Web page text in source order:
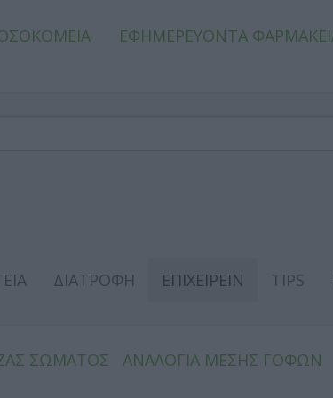
ΕΦΗΜΕΡΕΥΟΝΤΑ
ΔΙΑΤΡΟΦΗ ΕΠΙΧΕΙΡΕΙΝ TIPS
ΣΩΜΑΤΟΣ
ΑΝΑΛΟΓΙΑ ΜΕΣΗΣ ΓΟΦΩΝ